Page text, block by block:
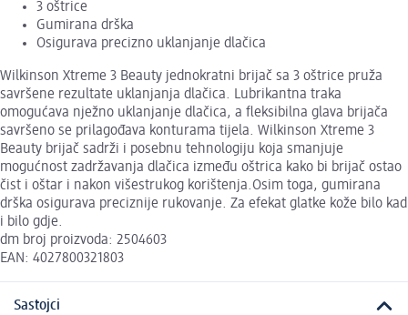
3 oštrice
Gumirana drška
Osigurava precizno uklanjanje dlačica
Wilkinson Xtreme 3 Beauty jednokratni brijač sa 3 oštrice pruža
savršene rezultate uklanjanja dlačica. Lubrikantna traka
omogućava nježno uklanjanje dlačica, a fleksibilna glava brijača
savršeno se prilagođava konturama tijela. Wilkinson Xtreme 3
Beauty brijač sadrži i posebnu tehnologiju koja smanjuje
mogućnost zadržavanja dlačica između oštrica kako bi brijač ostao
čist i oštar i nakon višestrukog korištenja.Osim toga, gumirana
drška osigurava preciznije rukovanje. Za efekat glatke kože bilo kad
i bilo gdje.
dm broj proizvoda: 2504603
EAN: 4027800321803
Sastojci